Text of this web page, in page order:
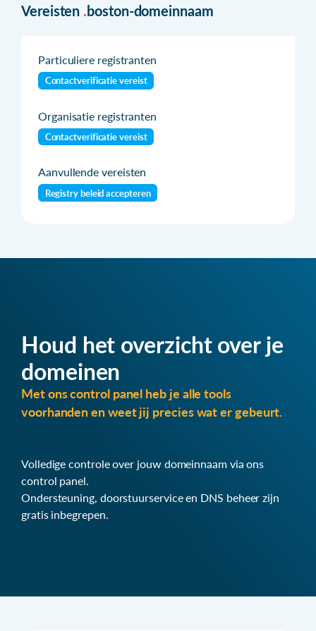
Vereisten .boston-domeinnaam
Particuliere registranten
Contactverificatie vereist
Organisatie registranten
Contactverificatie vereist
Aanvullende vereisten
Registry beleid accepteren
Houd het overzicht over je
domeinen
Met ons control panel heb je alle tools
voorhanden en weet jij precies wat er gebeurt.
Volledige controle over jouw domeinnaam via ons
control panel.
Ondersteuning, doorstuurservice en DNS beheer zijn
gratis inbegrepen.